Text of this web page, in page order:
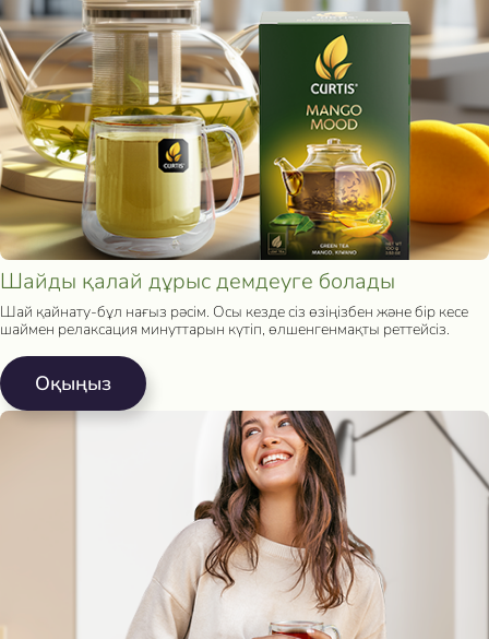
Шайды қалай дұрыс демдеуге болады
Шай қайнату-бұл нағыз рәсім. Осы кезде сіз өзіңізбен және бір кесе
шаймен релаксация минуттарын күтіп, өлшенгенмақты реттейсіз.
Oқыңыз